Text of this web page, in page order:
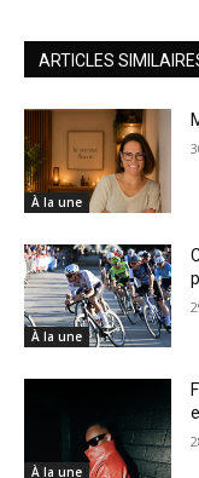
ARTICLES
À la une
À la une
À la une